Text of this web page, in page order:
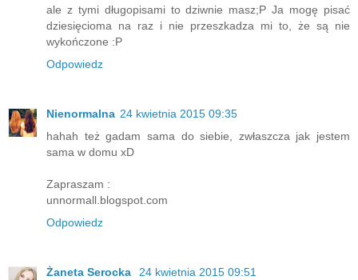
ale z tymi długopisami to dziwnie masz;P Ja mogę pisać
dziesięcioma na raz i nie przeszkadza mi to, że są nie
wykończone :P
Odpowiedz
Nienormalna 24 kwietnia 2015 09:35
hahah też gadam sama do siebie, zwłaszcza jak jestem
sama w domu xD
Zapraszam :
unnormall.blogspot.com
Odpowiedz
Żaneta Serocka
24 kwietnia 2015 09:51